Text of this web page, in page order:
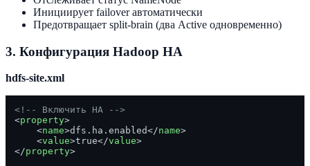
Инициирует failover автоматически
Предотвращает split-brain (два Active одновременно)
3. Конфигурация Hadoop HA
hdfs-site.xml
<!-- Включить HA -->
<property>
<name>dfs.ha.enabled</name>
<value>true</value>
</property>